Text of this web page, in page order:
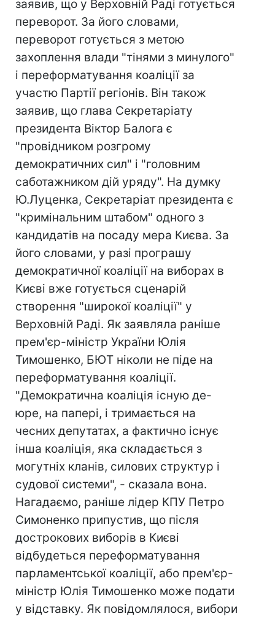
заявив, що у Верховній Раді готується
переворот. За його словами,
переворот готується з метою
захоплення влади "тінями з минулого"
і переформатування коаліції за
участю Партії регіонів. Він також
заявив, що глава Секретаріату
президента Віктор Балога є
"провідником розгрому
демократичних сил" і "головним
саботажником дій уряду". На думку
Ю.Луценка, Секретаріат президента є
"кримінальним штабом" одного з
кандидатів на посаду мера Києва. За
його словами, у разі програшу
демократичної коаліції на виборах в
Києві вже готується сценарій
створення "широкої коаліції" у
Верховній Раді. Як заявляла раніше
прем'єр-міністр України Юлія
Тимошенко, БЮТ ніколи не піде на
переформатування коаліції.
"Демократична коаліція існую де-
юре, на папері, і тримається на
чесних депутатах, а фактично існує
інша коаліція, яка складається з
могутніх кланів, силових структур і
судової системи", - сказала вона.
Нагадаємо, раніше лідер КПУ Петро
Симоненко припустив, що після
дострокових виборів в Києві
відбудеться переформатування
парламентської коаліції, або прем'єр-
міністр Юлія Тимошенко може подати
у відставку. Як повідомлялося, вибори